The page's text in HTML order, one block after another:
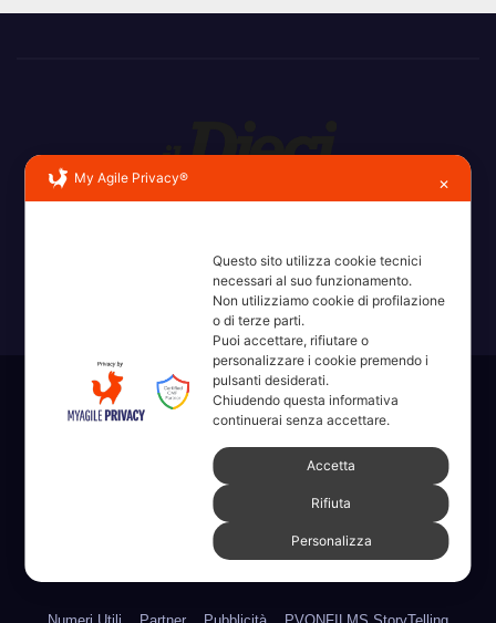
Erba, Brianza, Lario: raccontate con la serietà di chi non
Sviluppato con orgoglio da WordPress|Tema: News Way di
Themeansar .
Amministrative 2022 sdc Chi Siamo
Erba 2022
My Agile Privacy® ✕
Questo sito utilizza cookie tecnici
necessari al suo funzionamento.
Non utilizziamo cookie di profilazione
o di terze parti.
Puoi accettare, rifiutare o
personalizzare i cookie premendo i
pulsanti desiderati.
Chiudendo questa informativa
continuerai senza accettare.
Accetta
Rifiuta
Personalizza